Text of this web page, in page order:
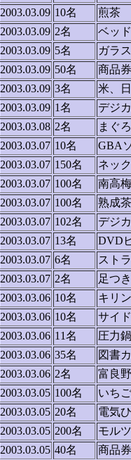
2003.03.09 10名
煎茶
2003.03.09 2名
ベッ
2003.03.09 5名
ガラ
2003.03.09 50名
商品券
2003.03.09 3名
米、
2003.03.09 1名
デジ
2003.03.08 2名
まぐろ
2003.03.07 10名
GBA
2003.03.07 150名
ネッ
2003.03.07 100名
南高
2003.03.07 100名
熟成
2003.03.07 102名
デジ
2003.03.07 13名
DVD
2003.03.07 6名
スト
2003.03.07 2名
足つ
2003.03.06 10名
キリ
2003.03.06 10名
サイ
2003.03.06 11名
圧力
2003.03.06 35名
図書
2003.03.06 2名
富良
2003.03.05 100名
いちご
2003.03.05 20名
電気
2003.03.05 200名
モルツ
2003.03.05 40名
商品